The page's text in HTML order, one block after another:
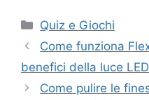
Categorie
Quiz e Giochi
Come funziona
benefici della luce
Come pulire le